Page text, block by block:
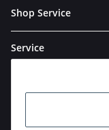
Shop Service
Service